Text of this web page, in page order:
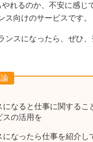
れるのか、不安に感
ス向けのサービスです。
ンスになったら、ぜひ
になると仕事に関する
スの活用を
になったら仕事を紹介し